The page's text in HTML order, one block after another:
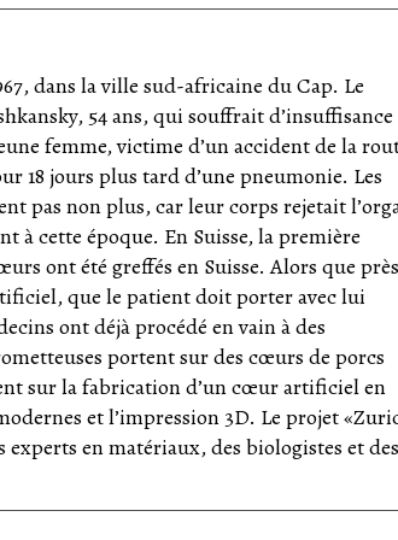
des oreillettes, des caillots de sang ont
dans la circulation sanguine et va
test d’insuffisance cardiaque.
dans la ville sud-africaine du Cap. Le
54 ans, qui souffrait d’insuffisance
femme, victime d’un accident de la
18 jours plus tard d’une pneumonie. Les
pas non plus, car leur corps rejetait
à cette époque. En Suisse, la première
ont été greffés en Suisse. Alors que
que le patient doit porter avec lui
ont déjà procédé en vain à des
portent sur des cœurs de porcs
sur la fabrication d’un cœur artificiel en
et l’impression 3D. Le projet
en matériaux, des biologistes et des